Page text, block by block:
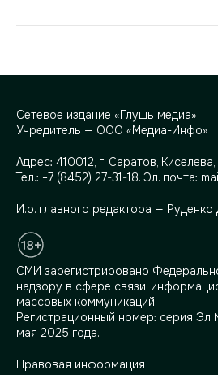
Сетевое издание «Глушь медиа»
Учредитель — ООО «Медиа-Инфо»
Адрес: 410012, г. Саратов, Киселева,
Тел.: +7 (8452) 27-31-18. Эл. почта:
И.о. главного редактора —
СМИ зарегистрировано
надзору в сфере связи,
массовых коммуникаций.
Регистрационный номер: серия
мая 2025 года.
Правовая информация